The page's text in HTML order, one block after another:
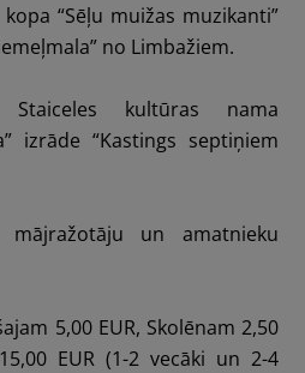
“Sēļu muižas muzikanti”
no Limbažiem.
kultūras nama
izrāde “Kastings septiņiem
un amatnieku
5,00 EUR, Skolēnam 2,50
EUR (1-2 vecāki un 2-4